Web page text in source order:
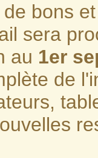
bons
sera
au 1er
de